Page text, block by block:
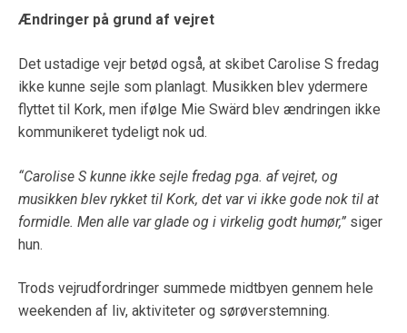
Ændringer på grund af vejret
Det ustadige vejr betød også, at skibet Carolise S fredag
ikke kunne sejle som planlagt. Musikken blev ydermere
flyttet til Kork, men ifølge Mie Swärd blev ændringen ikke
kommunikeret tydeligt nok ud.
“Carolise S kunne ikke sejle fredag pga. af vejret, og
musikken blev rykket til Kork, det var vi ikke gode nok til at
formidle. Men alle var glade og i virkelig godt humør,” siger
hun.
Trods vejrudfordringer summede midtbyen gennem hele
weekenden af liv, aktiviteter og sørøverstemning.